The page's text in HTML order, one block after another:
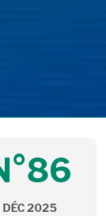
DÉC 2025